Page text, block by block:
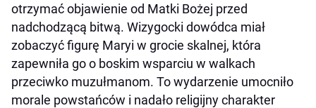
otrzymać objawienie od Matki Bożej przed
nadchodzącą bitwą. Wizygocki dowódca miał
zobaczyć figurę Maryi w grocie skalnej, która
zapewniła go o boskim wsparciu w walkach
przeciwko muzułmanom. To wydarzenie umocniło
morale powstańców i nadało religijny charakter